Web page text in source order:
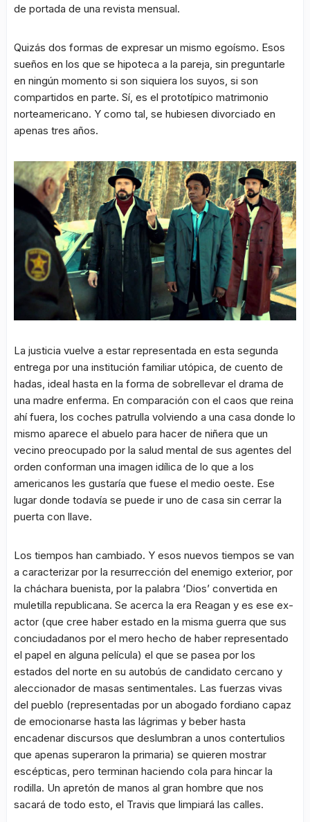
de portada de una revista mensual.
Quizás dos formas de expresar un mismo egoísmo. Esos
sueños en los que se hipoteca a la pareja, sin preguntarle
en ningún momento si son siquiera los suyos, si son
compartidos en parte. Sí, es el prototípico matrimonio
norteamericano. Y como tal, se hubiesen divorciado en
apenas tres años.
La justicia vuelve a estar representada en esta segunda
entrega por una institución familiar utópica, de cuento de
hadas, ideal hasta en la forma de sobrellevar el drama de
una madre enferma. En comparación con el caos que reina
ahí fuera, los coches patrulla volviendo a una casa donde lo
mismo aparece el abuelo para hacer de niñera que un
vecino preocupado por la salud mental de sus agentes del
orden conforman una imagen idílica de lo que a los
americanos les gustaría que fuese el medio oeste. Ese
lugar donde todavía se puede ir uno de casa sin cerrar la
puerta con llave.
Los tiempos han cambiado. Y esos nuevos tiempos se van
a caracterizar por la resurrección del enemigo exterior, por
la cháchara buenista, por la palabra ‘Dios’ convertida en
muletilla republicana. Se acerca la era Reagan y es ese ex-
actor (que cree haber estado en la misma guerra que sus
conciudadanos por el mero hecho de haber representado
el papel en alguna película) el que se pasea por los
estados del norte en su autobús de candidato cercano y
aleccionador de masas sentimentales. Las fuerzas vivas
del pueblo (representadas por un abogado fordiano capaz
de emocionarse hasta las lágrimas y beber hasta
encadenar discursos que deslumbran a unos contertulios
que apenas superaron la primaria) se quieren mostrar
escépticas, pero terminan haciendo cola para hincar la
rodilla. Un apretón de manos al gran hombre que nos
sacará de todo esto, el Travis que limpiará las calles.